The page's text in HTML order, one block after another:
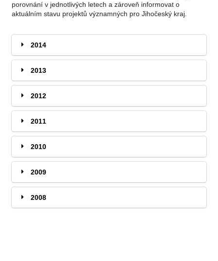
porovnání v jednotlivých letech a zároveň informovat o
aktuálním stavu projektů významných pro Jihočeský kraj.
2014
2013
2012
2011
2010
2009
2008